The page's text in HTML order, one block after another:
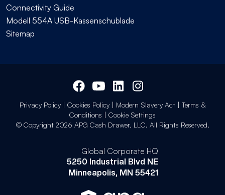
Connectivity Guide
Modell 554A USB-Kassenschublade
Sitemap
Privacy Policy| Cookies Policy| Modern Slavery Act| Terms &
Conditions | Cookie Settings
© Copyright 2026 APG Cash Drawer, LLC. All Rights Reserved.
Global Corporate HQ
5250 Industrial Blvd NE
Minneapolis, MN 55421